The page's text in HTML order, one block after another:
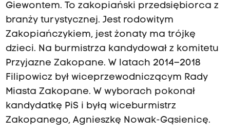
Giewontem. To zakopiański przedsiębiorca z
branży turystycznej. Jest rodowitym
Zakopiańczykiem, jest żonaty ma trójkę
dzieci. Na burmistrza kandydował z komitetu
Przyjazne Zakopane. W latach 2014–2018
Filipowicz był wiceprzewodniczącym Rady
Miasta Zakopane. W wyborach pokonał
kandydatkę PiS i byłą wiceburmistrz
Zakopanego, Agnieszkę Nowak-Gąsienicę.